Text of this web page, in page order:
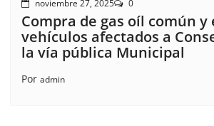
noviembre 27, 2025 0
Compra de gas oíl común y
vehículos afectados a
la vía pública Municipal
Por admin